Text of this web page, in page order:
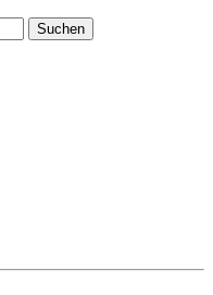
Suchen